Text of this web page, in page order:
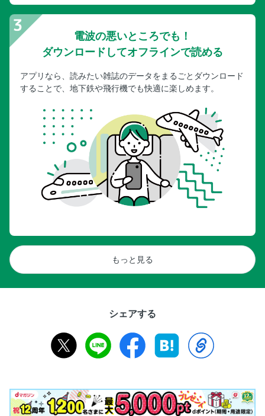
電波の悪いところでも！
ダウンロードしてオフラインで読める
アプリなら、読みたい雑誌のデータをまるごとダウンロード
することで、地下鉄や飛行機でも快適に楽しめます。
もっと見る
シェアする